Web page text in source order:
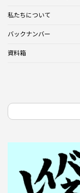
私たちについて
バックナンバー
資料箱